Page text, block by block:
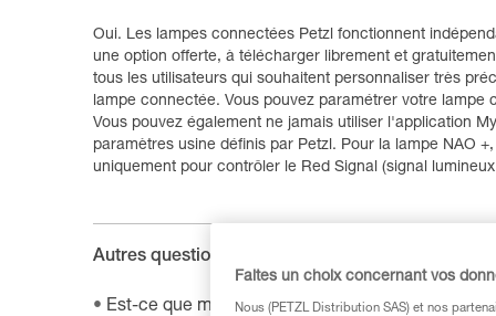
Oui. Les lampes connectées Petzl fonctionnent
une option offerte, à télécharger librement et
tous les utilisateurs qui souhaitent personnaliser très
lampe connectée. Vous pouvez paramétrer votre
Vous pouvez également ne jamais utiliser l'application
paramètres usine définis par Petzl. Pour la lampe NAO
uniquement pour contrôler le Red Signal (signal
Autres questions de la FAQ :
Est-ce que ma lampe SWIFT RL est compatible
Faites un choix concernant vos
Nous (PETZL Distribution SAS) et nos